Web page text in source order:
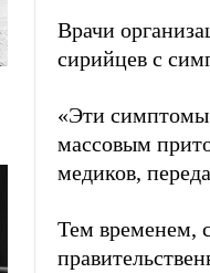
Врачи
сирийцев с
«Эти симптомы
массовым
медиков,
Тем временем,